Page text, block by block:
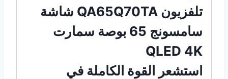
تلفزيون QA65Q70TA شاشة
سامسونج 65 بوصة سمارت
QLED 4K
استشعر القوة الكاملة في